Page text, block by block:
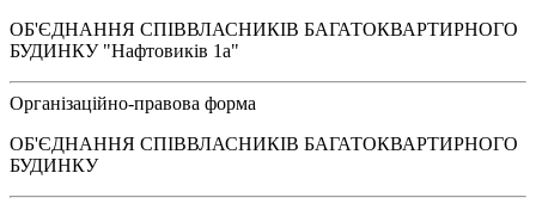
ОБ'ЄДНАННЯ СПІВВЛАСНИКІВ БАГАТОКВАРТИРНОГО
БУДИНКУ "Нафтовиків 1а"
Організаційно-правова форма
ОБ'ЄДНАННЯ СПІВВЛАСНИКІВ БАГАТОКВАРТИРНОГО
БУДИНКУ